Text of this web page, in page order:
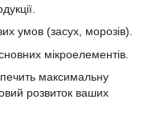
умов (засух, морозів).
мікроелементів.
максимальну
розвиток ваших